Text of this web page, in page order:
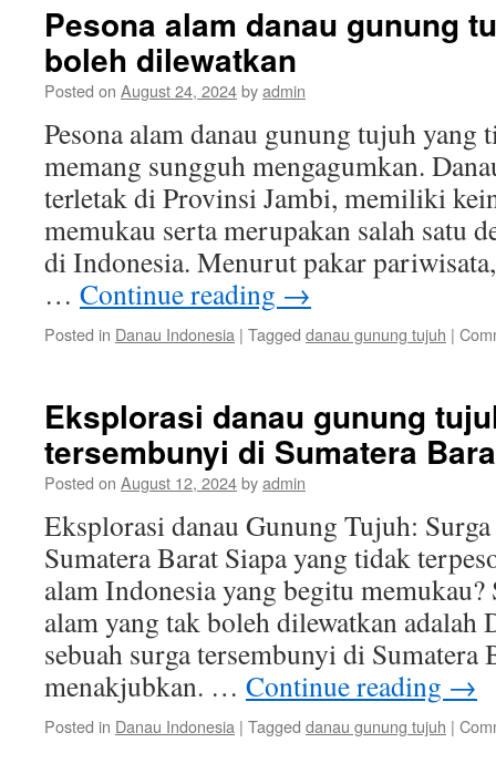
Pesona alam danau gunung
boleh dilewatkan
Posted on August 24, 2024byadmin
Pesona alam danau gunung tujuh yang
memang sungguh mengagumkan.
terletak di Provinsi Jambi, memiliki
memukau serta merupakan salah satu
di Indonesia. Menurut pakar
… Continue reading →
Posted in Danau Indonesia | Tagged danau gunung tujuh |
Eksplorasi danau gunung
tersembunyi di Sumatera
Posted on August 12, 2024byadmin
Eksplorasi danau Gunung Tujuh:
Sumatera Barat Siapa yang tidak
alam Indonesia yang begitu memukau?
alam yang tak boleh dilewatkan adalah
sebuah surga tersembunyi di Sumatera
menakjubkan. … Continue reading →
Posted in Danau Indonesia | Tagged danau gunung tujuh |